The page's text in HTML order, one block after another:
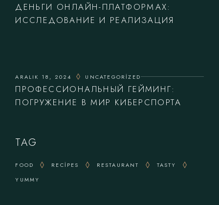
ДЕНЬГИ ОНЛАЙН-ПЛАТФОРМАХ:
ИССЛЕДОВАНИЕ И РЕАЛИЗАЦИЯ
ARALIK 18, 2024 UNCATEGORIZED
ПРОФЕССИОНАЛЬНЫЙ ГЕЙМИНГ:
ПОГРУЖЕНИЕ В МИР КИБЕРСПОРТА
TAG
FOOD RECIPES RESTAURANT
TASTY
YUMMY